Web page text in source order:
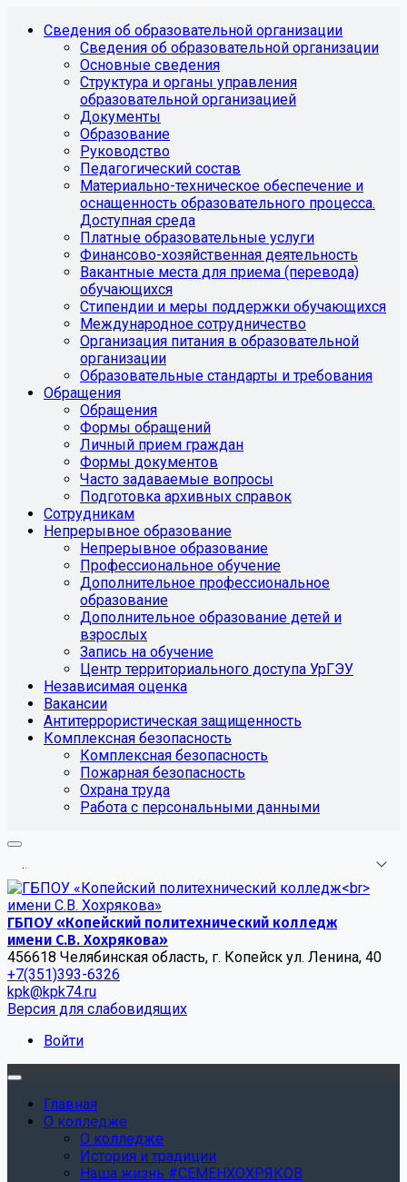
Сведения об образовательной организации
Сведения об образовательной организации
Основные сведения
Структура и органы управления
образовательной организацией
Документы
Образование
Руководство
Педагогический состав
Материально-техническое обеспечение и
оснащенность образовательного процесса.
Доступная среда
Платные образовательные услуги
Финансово-хозяйственная деятельность
Вакантные места для приема (перевода)
обучающихся
Стипендии и меры поддержки обучающихся
Международное сотрудничество
Организация питания в образовательной
организации
Образовательные стандарты и требования
Обращения
Обращения
Формы обращений
Личный прием граждан
Формы документов
Часто задаваемые вопросы
Подготовка архивных справок
Сотрудникам
Непрерывное образование
Непрерывное образование
Профессиональное обучение
Дополнительное профессиональное
образование
Дополнительное образование детей и
взрослых
Запись на обучение
Центр территориального доступа УрГЭУ
Независимая оценка
Вакансии
Антитеррористическая защищенность
Комплексная безопасность
Комплексная безопасность
Пожарная безопасность
Охрана труда
Работа с персональными данными
...
ГБПОУ «Копейский политехнический колледж
имени С.В. Хохрякова»
456618 Челябинская область, г. Копейск ул. Ленина, 40
+7(351)393-6326
kpk@kpk74.ru
Версия для слабовидящих
Войти
Главная
О колледже
О колледже
История и традиции
Наша жизнь #СЕМЕНХОХРЯКОВ